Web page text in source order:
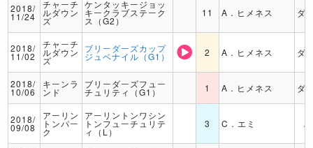
2018/
11/24
チャーチ
ルダウン
ズ
ケンタッキージョッ
キークラブステーク
ス（G2）
11 A．ヒメネス ダ
2018/
11/02
チャーチ
ルダウン
ズ
ブリーダーズカップ
ジュベナイル（G1） 2 A．ヒメネス ダ
2018/
10/06
キーンラ
ンド
ブリーダーズフュー
チュリティ（G1） 1 A．ヒメネス ダ
2018/
09/08
アーリン
トンパー
ク
アーリントンワシン
トンフューチュリテ
ィ（L）
3 C．エミ